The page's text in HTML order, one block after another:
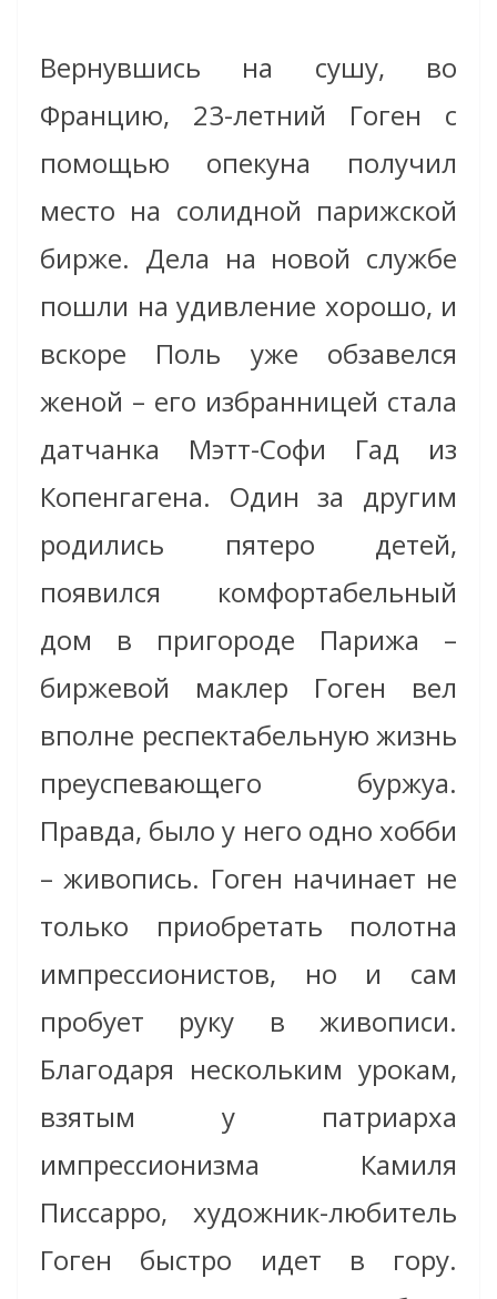
Вернувшись на сушу, во
Францию, 23-летний Гоген с
помощью опекуна получил
место на солидной парижской
бирже. Дела на новой службе
пошли на удивление хорошо, и
вскоре Поль уже обзавелся
женой – его избранницей стала
датчанка Мэтт-Софи Гад из
Копенгагена. Один за другим
родились пятеро детей,
появился комфортабельный
дом в пригороде Парижа –
биржевой маклер Гоген вел
вполне респектабельную жизнь
преуспевающего буржуа.
Правда, было у него одно хобби
– живопись. Гоген начинает не
только приобретать полотна
импрессионистов, но и сам
пробует руку в живописи.
Благодаря нескольким урокам,
взятым у патриарха
импрессионизма Камиля
Писсарро, художник-любитель
Гоген быстро идет в гору.